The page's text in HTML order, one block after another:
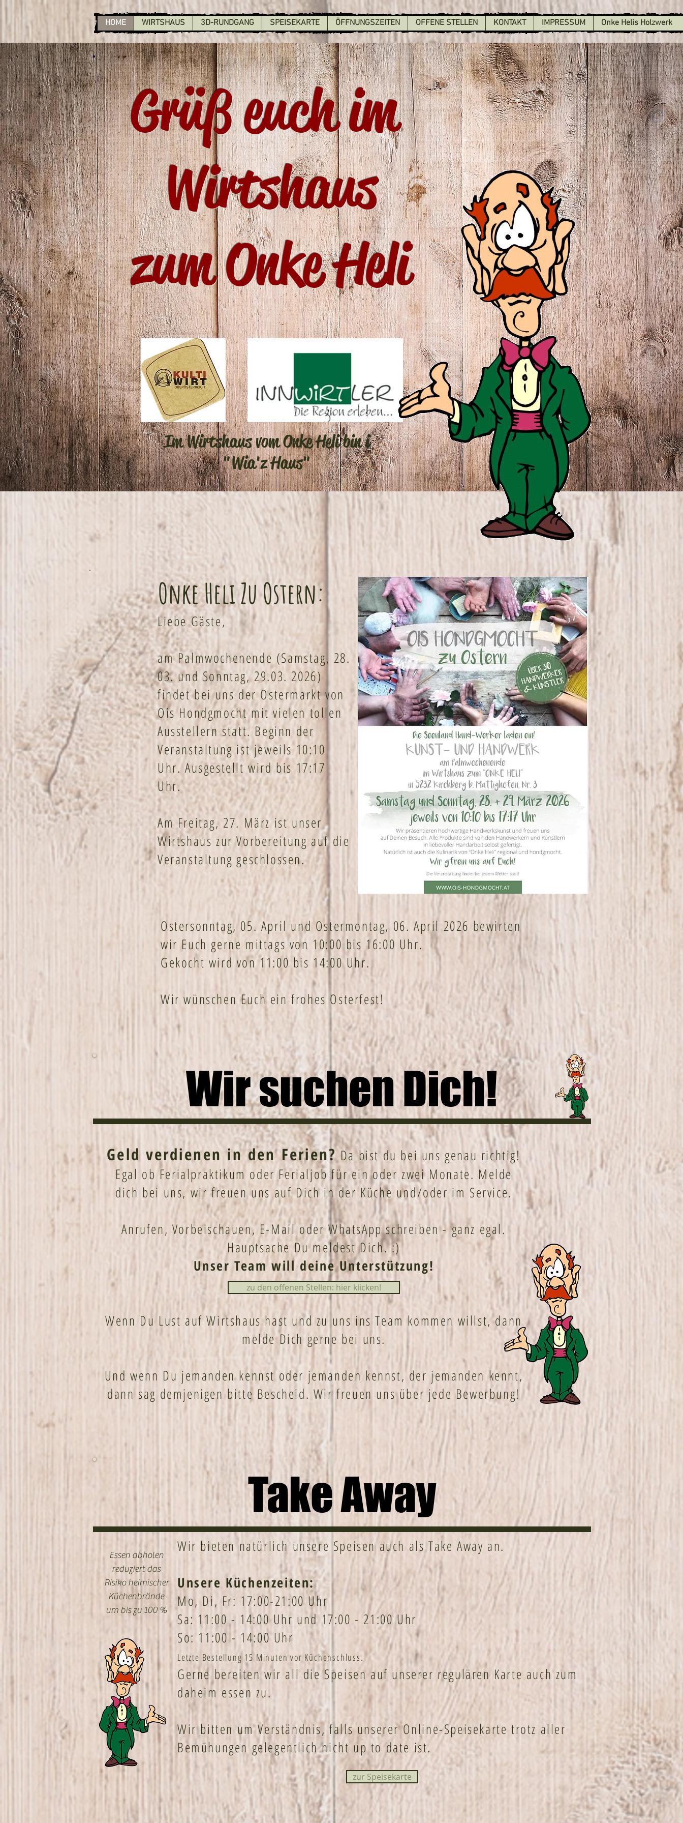
HOME WIRTSHAUS 3D-RUNDGANG SPEISEKARTE ÖFFNUNGSZEITEN OFFENE STELLEN KONTAKT IMPRESSUM Onke Helis Holzwerk
Grüß euch im
Wirtshaus
zum Onke Heli
Im Wirtshaus vom Onke Heli bin i
"Wia'z Haus"
Onke Heli Zu Ostern:
Liebe Gäste,
am Palmwochenende (Samstag, 28.
03. und Sonntag, 29.03. 2026)
findet bei uns der Ostermarkt von
Ois Hondgmocht mit vielen tollen
Ausstellern statt. Beginn der
Veranstaltung ist jeweils 10:10
Uhr. Ausgestellt wird bis 17:17
Uhr.
Am Freitag, 27. März ist unser
Wirtshaus zur Vorbereitung auf die
Veranstaltung geschlossen.
Ostersonntag, 05. April und Ostermontag, 06. April 2026 bewirten
wir Euch gerne mittags von 10:00 bis 16:00 Uhr.
Gekocht wird von 11:00 bis 14:00 Uhr.
Wir wünschen Euch ein frohes Osterfest!
Wir suchen Dich!
Geld verdienen in den Ferien?Da bist du bei uns genau richtig!
Egal ob Ferialpraktikum oder Ferialjob für ein oder zwei Monate. Melde
dich bei uns, wir freuen uns auf Dich in der Küche und/oder im Service.
Anrufen, Vorbeischauen, E-Mail oder WhatsApp schreiben - ganz egal.
Hauptsache Du meldest Dich. :)
Unser Team will deine Unterstützung!
Wenn Du Lust auf Wirtshaus hast und zu uns ins Team kommen willst, dann
melde Dich gerne bei uns.
Und wenn Du jemanden kennst oder jemanden kennst, der jemanden kennt,
dann sag demjenigen bitte Bescheid. Wir freuen uns über jede Bewerbung!
zu den offenen Stellen: hier klicken!
Take Away
Essen abholen
reduziert das
Risiko heimischer
Küchenbrände
um bis zu 100 %
Wir bieten natürlich unsere Speisen auch als Take Away an.
Unsere Küchenzeiten:
Mo, Di, Fr: 17:00-21:00 Uhr
Sa: 11:00 - 14:00 Uhr und 17:00 - 21:00 Uhr
So: 11:00 - 14:00 Uhr
Letzte Bestellung 15 Minuten vor Küchenschluss.
Gerne bereiten wir all die Speisen auf unserer regulären Karte auch zum
daheim essen zu.
Wir bitten um Verständnis, falls unserer Online-Speisekarte trotz aller
Bemühungen gelegentlich nicht up to date ist.
zur Speisekarte